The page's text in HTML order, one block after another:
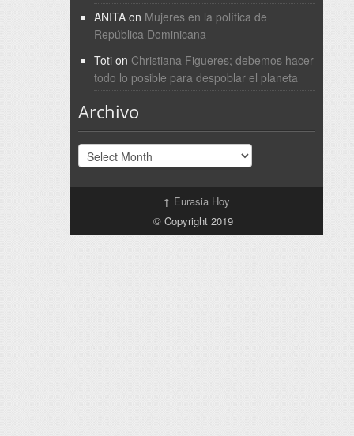
ANITAon Mujeres en la política de
República Dominicana
Totion Christiana Figueres; debemos hacer
todo lo posible para despoblar el planeta
Archivo
Archivo
↑ Eurasia Hoy
© Copyright 2019